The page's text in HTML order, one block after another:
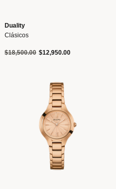
Duality
Clásicos
Precio reducido de
$18,500.00a$12,950.00